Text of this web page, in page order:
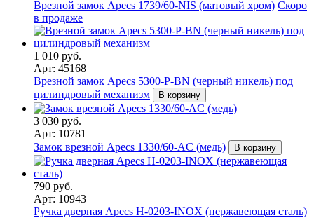
Врезной замок Apecs 1739/60-NIS (матовый хром) Скоро
в продаже
1 010 руб.
Арт: 45168
Врезной замок Apecs 5300-P-BN (черный никель) под
цилиндровый механизм
В корзину
3 030 руб.
Арт: 10781
Замок врезной Apecs 1330/60-AC (медь)
В корзину
790 руб.
Арт: 10943
Ручка дверная Apecs H-0203-INOX (нержавеющая сталь)